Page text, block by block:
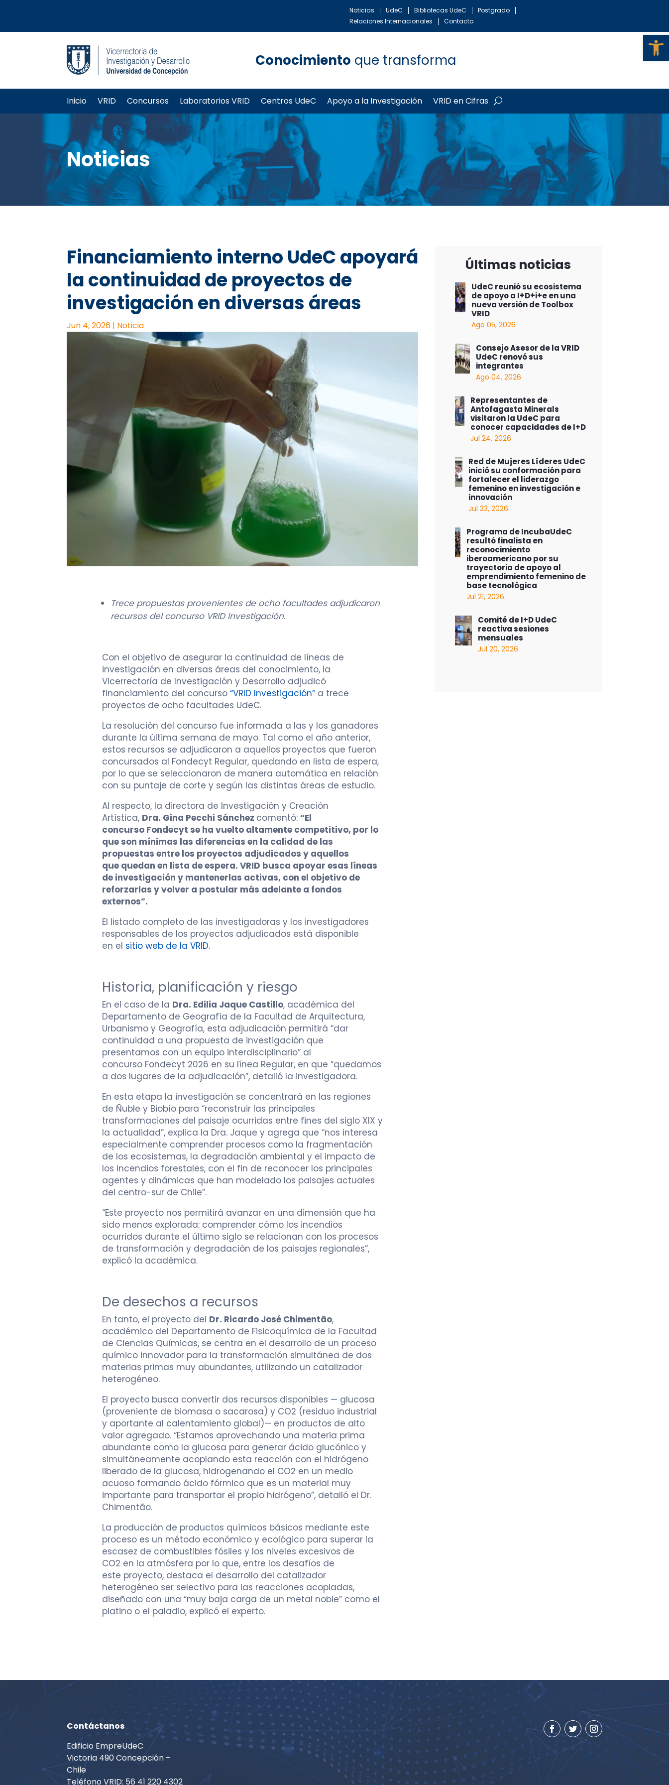
Noticias UdeC Bibliotecas UdeC
Postgrado
Relaciones Internacionales
Contacto
Conocimiento que transforma
Inicio VRID Concursos Laboratorios VRID Centros UdeC Apoyo a la Investigación VRID en Cifras
Noticias
Financiamiento interno UdeC apoyará
la continuidad de proyectos de
investigación en diversas áreas
Jun 4, 2026 | Noticia
Trece propuestas provenientes de ocho facultades adjudicaron
recursos del concurso VRID Investigación.
Con el objetivo de asegurar la continuidad de líneas de
investigación en diversas áreas del conocimiento, la
Vicerrectoría de Investigación y Desarrollo adjudicó
financiamiento del concurso“VRID Investigación” a trece
proyectos de ocho facultades UdeC.
La resolución del concurso fue informada a las y los ganadores
durante la última semana de mayo. Tal como el año anterior,
estos recursos se adjudicaron a aquellos proyectos que fueron
concursados al Fondecyt Regular, quedando en lista de espera,
por lo que se seleccionaron de manera automática en relación
con su puntaje de corte y según las distintas áreas de estudio.
Al respecto, la directora de Investigación y Creación
Artística, Dra. Gina Pecchi Sánchez comentó: “El
concurso Fondecyt se ha vuelto altamente competitivo, por lo
que son mínimas las diferencias en la calidad de las
propuestas entre los proyectos adjudicados y aquellos
que quedan en lista de espera. VRID busca apoyar esas líneas
de investigación y mantenerlas activas, con el objetivo de
reforzarlas y volver a postular más adelante a fondos
externos”.
El listado completo de las investigadoras y los investigadores
responsables de los proyectos adjudicados está disponible
en el sitio web de la VRID.
Historia, planificación y riesgo
En el caso de la Dra. Edilia Jaque Castillo, académica del
Departamento de Geografía de la Facultad de Arquitectura,
Urbanismo y Geografía, esta adjudicación permitirá “dar
continuidad a una propuesta de investigación que
presentamos con un equipo interdisciplinario” al
concurso Fondecyt 2026 en su línea Regular, en que “quedamos
a dos lugares de la adjudicación”, detalló la investigadora.
En esta etapa la investigación se concentrará en las regiones
de Ñuble y Biobío para “reconstruir las principales
transformaciones del paisaje ocurridas entre fines del siglo XIX y
la actualidad”, explica la Dra. Jaque y agrega que “nos interesa
especialmente comprender procesos como la fragmentación
de los ecosistemas, la degradación ambiental y el impacto de
los incendios forestales, con el fin de reconocer los principales
agentes y dinámicas que han modelado los paisajes actuales
del centro-sur de Chile”.
“Este proyecto nos permitirá avanzar en una dimensión que ha
sido menos explorada: comprender cómo los incendios
ocurridos durante el último siglo se relacionan con los procesos
de transformación y degradación de los paisajes regionales”,
explicó la académica.
De desechos a recursos
En tanto, el proyecto del Dr. Ricardo José Chimentão,
académico del Departamento de Fisicoquímica de la Facultad
de Ciencias Químicas, se centra en el desarrollo de un proceso
químico innovador para la transformación simultánea de dos
materias primas muy abundantes, utilizando un catalizador
heterogéneo.
El proyecto busca convertir dos recursos disponibles — glucosa
(proveniente de biomasa o sacarosa) y CO2 (residuo industrial
y aportante al calentamiento global)— en productos de alto
valor agregado. “Estamos aprovechando una materia prima
abundante como la glucosa para generar ácido glucónico y
simultáneamente acoplando esta reacción con el hidrógeno
liberado de la glucosa, hidrogenando el CO2 en un medio
acuoso formando ácido fórmico que es un material muy
importante para transportar el propio hidrógeno”, detalló el Dr.
Chimentão.
La producción de productos químicos básicos mediante este
proceso es un método económico y ecológico para superar la
escasez de combustibles fósiles y los niveles excesivos de
CO2 en la atmósfera por lo que, entre los desafíos de
este proyecto, destaca el desarrollo del catalizador
heterogéneo ser selectivo para las reacciones acopladas,
diseñado con una “muy baja carga de un metal noble” como el
platino o el paladio, explicó el experto.
Últimas noticias
UdeC reunió su ecosistema
de apoyo a I+D+i+e en una
nueva versión de Toolbox
VRID
Ago 05, 2026
Consejo Asesor de la VRID
UdeC renovó sus
integrantes
Ago 04, 2026
Representantes de
Antofagasta Minerals
visitaron la UdeC para
conocer capacidades de I+D
Jul 24, 2026
Red de Mujeres Líderes UdeC
inició su conformación para
fortalecer el liderazgo
femenino en investigación e
innovación
Jul 23, 2026
Programa de IncubaUdeC
resultó finalista en
reconocimiento
iberoamericano por su
trayectoria de apoyo al
emprendimiento femenino de
base tecnológica
Jul 21, 2026
Comité de I+D UdeC
reactiva sesiones
mensuales
Jul 20, 2026
Contáctanos
Edificio EmpreUdeC
Victoria 490 Concepción –
Chile
Teléfono VRID: 56 41 220 4302